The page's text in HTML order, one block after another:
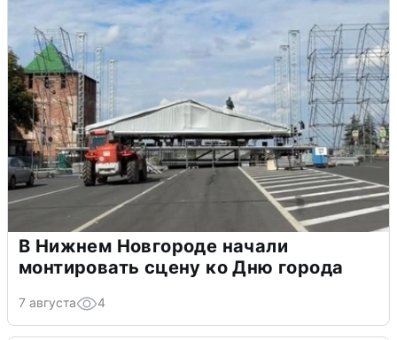
В Нижнем Новгороде начали
монтировать сцену ко Дню города
7 августа 4